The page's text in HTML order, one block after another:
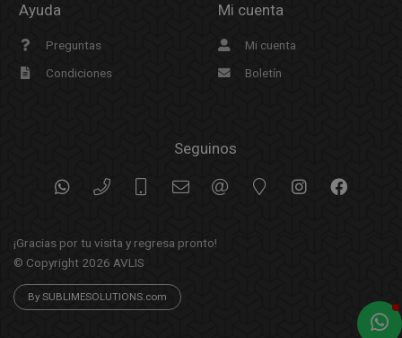
Ayuda
Preguntas
Condiciones
Mi cuenta
Mi cuenta
Boletín
Seguinos
¡Gracias por tu visita y regresa pronto!
© Copyright 2026 AVLIS
By SUBLIMESOLUTIONS.com